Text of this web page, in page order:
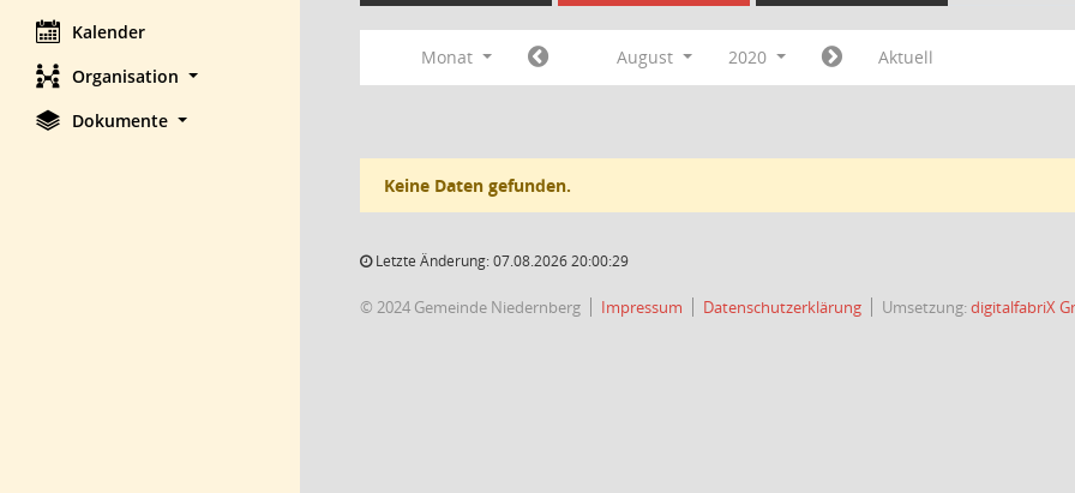
Kalender
Organisation
Dokumente
Monat August 2020 Aktuell
Keine Daten gefunden.
Letzte Änderung: 07.08.2026 20:00:29
© 2024 Gemeinde Niedernberg Impressum Datenschutzerklärung Umsetzung:digitalfabriX